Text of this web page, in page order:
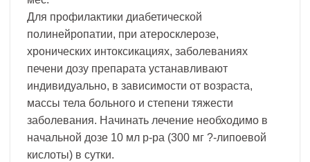
Для профилактики диабетической
полинейропатии, при атеросклерозе,
хронических интоксикациях, заболеваниях
печени дозу препарата устанавливают
индивидуально, в зависимости от возраста,
массы тела больного и степени тяжести
заболевания. Начинать лечение необходимо в
начальной дозе 10 мл р-ра (300 мг ?-липоевой
кислоты) в сутки.